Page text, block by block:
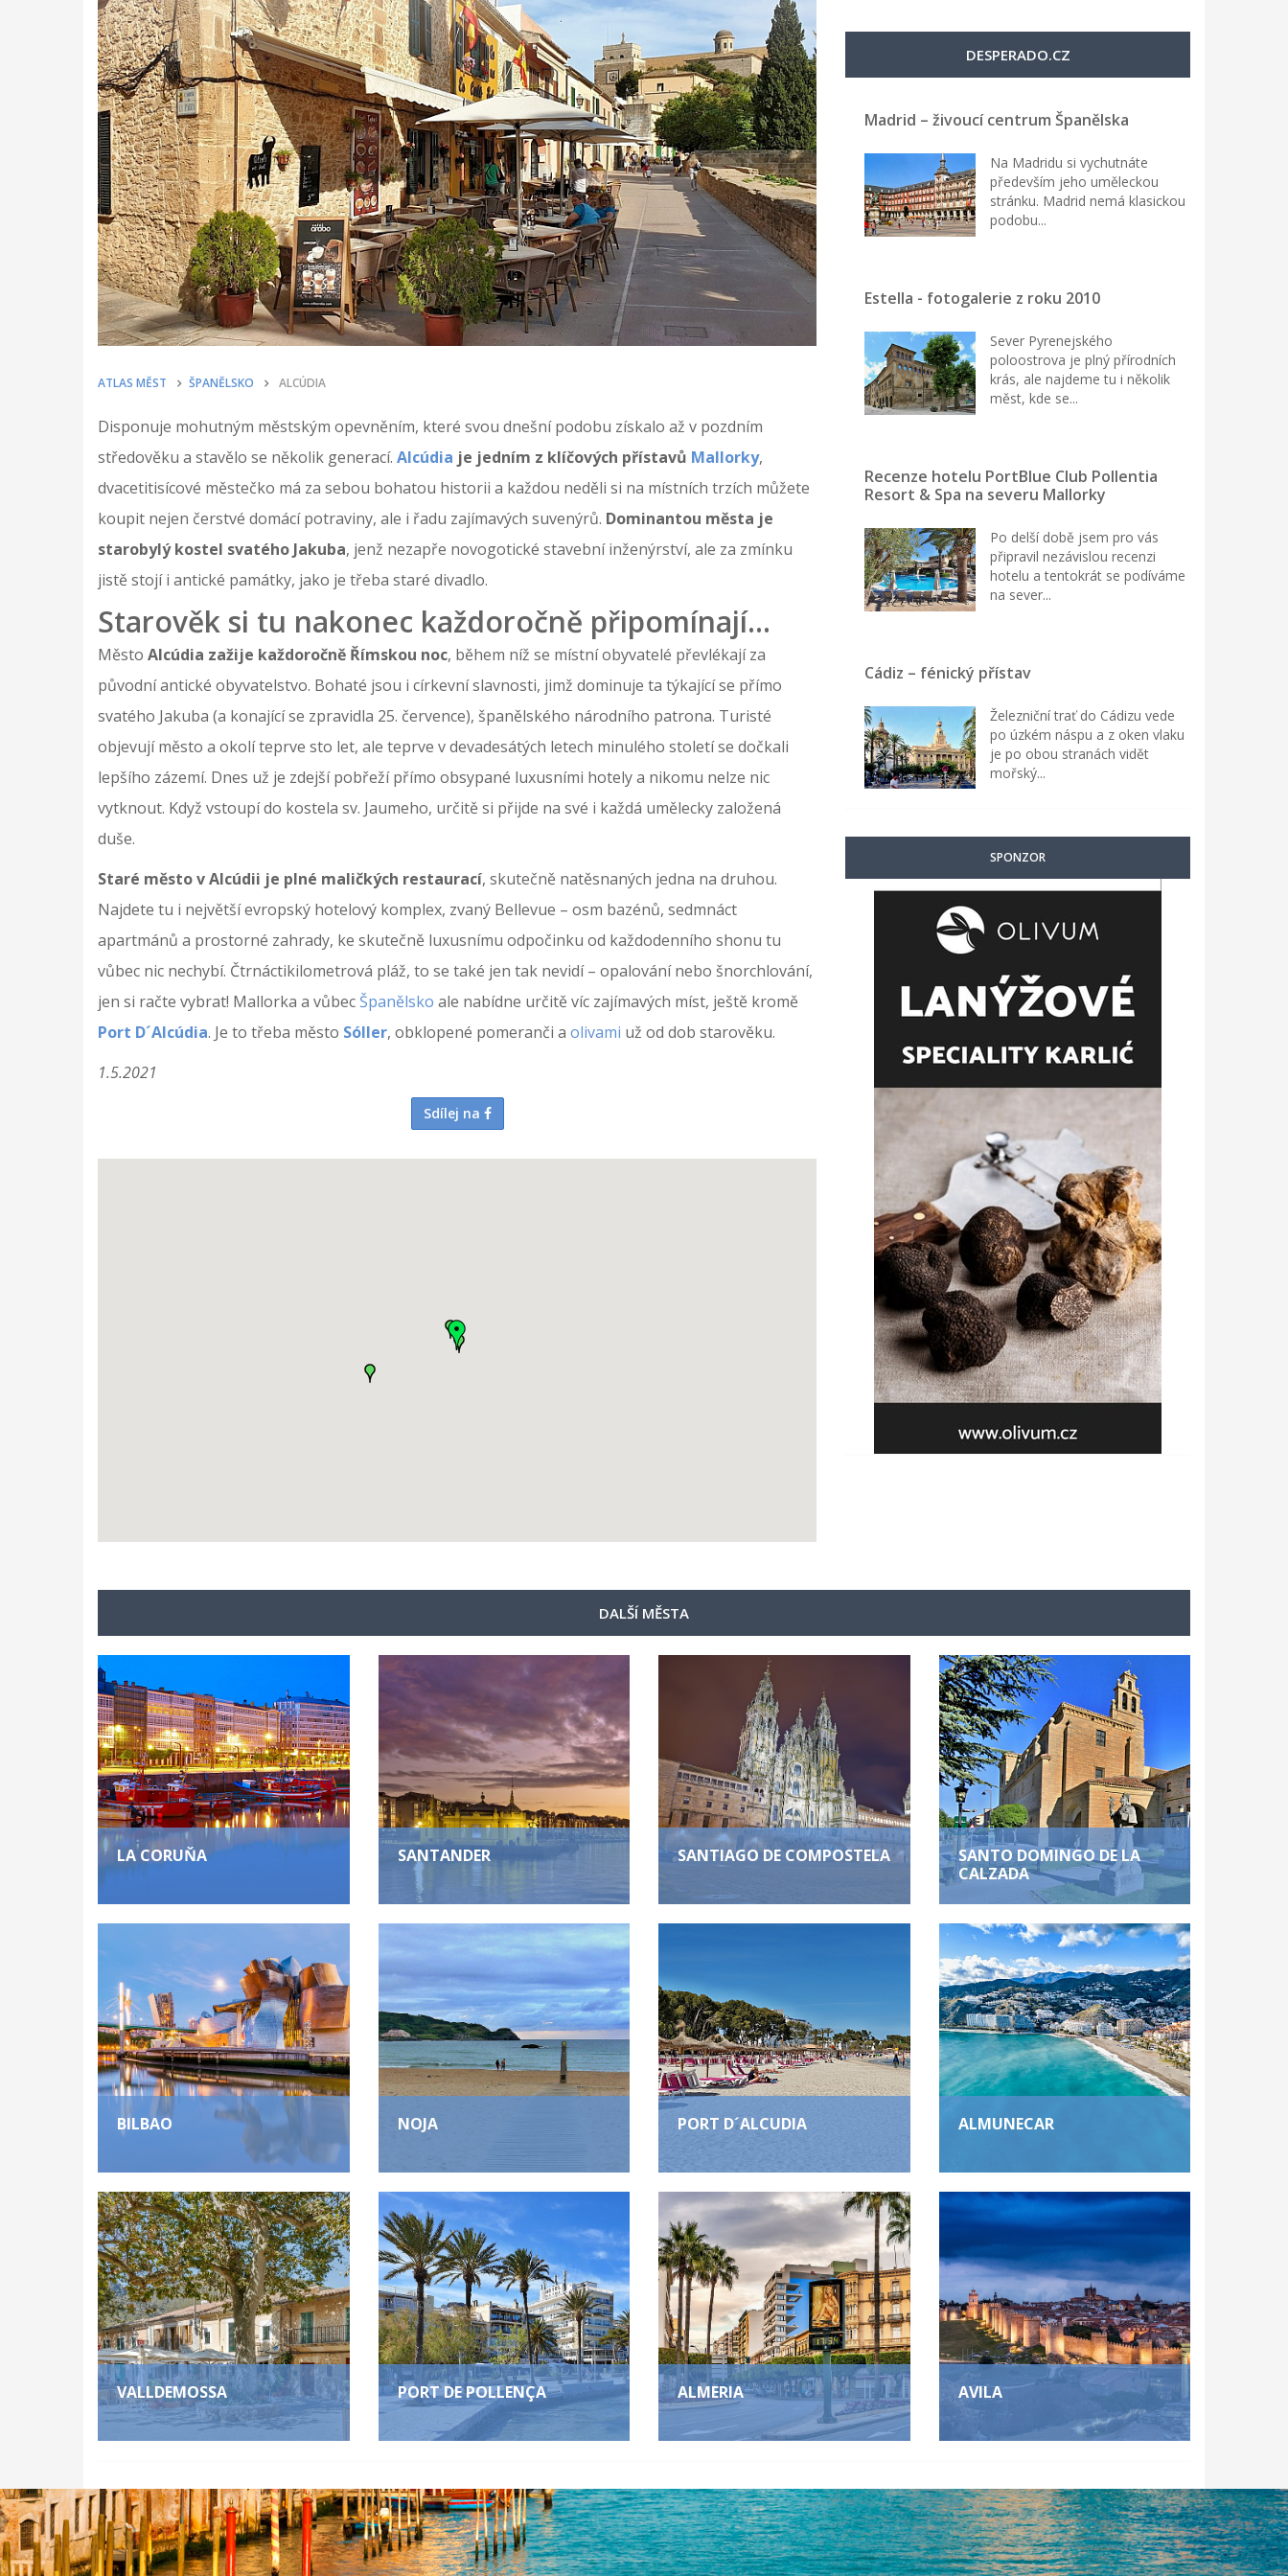
ATLAS MĚST ŠPANĚLSKO ALCÚDIA
Disponuje mohutným městským opevněním, které svou dnešní podobu získalo až v pozdním
středověku a stavělo se několik generací. Alcúdia je jedním z klíčových přístavů Mallorky,
dvacetitisícové městečko má za sebou bohatou historii a každou neděli si na místních trzích můžete
koupit nejen čerstvé domácí potraviny, ale i řadu zajímavých suvenýrů. Dominantou města je
starobylý kostel svatého Jakuba, jenž nezapře novogotické stavební inženýrství, ale za zmínku
jistě stojí i antické památky, jako je třeba staré divadlo.
Starověk si tu nakonec každoročně připomínají…
Město Alcúdia zažije každoročně Římskou noc, během níž se místní obyvatelé převlékají za
původní antické obyvatelstvo. Bohaté jsou i církevní slavnosti, jimž dominuje ta týkající se přímo
svatého Jakuba (a konající se zpravidla 25. července), španělského národního patrona. Turisté
objevují město a okolí teprve sto let, ale teprve v devadesátých letech minulého století se dočkali
lepšího zázemí. Dnes už je zdejší pobřeží přímo obsypané luxusními hotely a nikomu nelze nic
vytknout. Když vstoupí do kostela sv. Jaumeho, určitě si přijde na své i každá umělecky založená
duše.
Staré město v Alcúdii je plné maličkých restaurací, skutečně natěsnaných jedna na druhou.
Najdete tu i největší evropský hotelový komplex, zvaný Bellevue – osm bazénů, sedmnáct
apartmánů a prostorné zahrady, ke skutečně luxusnímu odpočinku od každodenního shonu tu
vůbec nic nechybí. Čtrnáctikilometrová pláž, to se také jen tak nevidí – opalování nebo šnorchlování,
jen si račte vybrat! Mallorka a vůbec Španělsko ale nabídne určitě víc zajímavých míst, ještě kromě
Port D´Alcúdia. Je to třeba město Sóller, obklopené pomeranči a olivami už od dob starověku.
1.5.2021
Sdílej na
DESPERADO.CZ
Madrid – živoucí centrum Španělska
Na Madridu si vychutnáte
především jeho uměleckou
stránku. Madrid nemá klasickou
podobu...
Estella - fotogalerie z roku 2010
Sever Pyrenejského
poloostrova je plný přírodních
krás, ale najdeme tu i několik
měst, kde se...
Recenze hotelu PortBlue Club Pollentia
Resort & Spa na severu Mallorky
Po delší době jsem pro vás
připravil nezávislou recenzi
hotelu a tentokrát se podíváme
na sever...
Cádiz – fénický přístav
Železniční trať do Cádizu vede
po úzkém náspu a z oken vlaku
je po obou stranách vidět
mořský...
SPONZOR
DALŠÍ MĚSTA
LA CORUŇA SANTANDER SANTIAGO DE COMPOSTELA
SANTO DOMINGO DE LA
CALZADA
BILBAO NOJA PORT D´ALCUDIA ALMUNECAR
VALLDEMOSSA PORT DE POLLENÇA ALMERIA AVILA